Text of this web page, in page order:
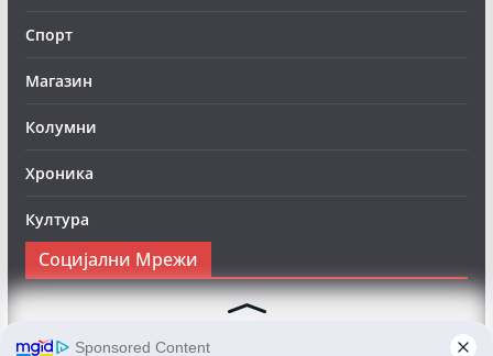
Спорт
Магазин
Колумни
Хроника
Култура
Социјални Мрежи